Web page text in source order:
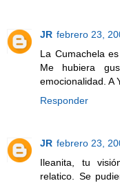
JR febrero 23,
La Cumachela
Me hubiera
emocionalidad. A
Responder
JR febrero 23,
Ileanita, tu
relatico. Se